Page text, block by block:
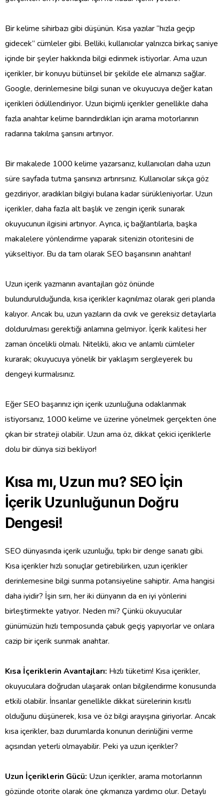
Bir kelime sihirbazı gibi düşünün. Kısa yazılar “hızla geçip
gidecek” cümleler gibi. Belliki, kullanıcılar yalnızca birkaç saniye
içinde bir şeyler hakkında bilgi edinmek istiyorlar. Ama uzun
içerikler, bir konuyu bütünsel bir şekilde ele almanızı sağlar.
Google, derinlemesine bilgi sunan ve okuyucuya değer katan
içerikleri ödüllendiriyor. Uzun biçimli içerikler genellikle daha
fazla anahtar kelime barındırdıkları için arama motorlarının
radarına takılma şansını artırıyor.
Bir makalede 1000 kelime yazarsanız, kullanıcıları daha uzun
süre sayfada tutma şansınızı artırırsınız. Kullanıcılar sıkça göz
gezdiriyor, aradıkları bilgiyi bulana kadar sürükleniyorlar. Uzun
içerikler, daha fazla alt başlık ve zengin içerik sunarak
okuyucunun ilgisini artırıyor. Ayrıca, iç bağlantılarla, başka
makalelere yönlendirme yaparak sitenizin otoritesini de
yükseltiyor. Bu da tam olarak SEO başarısının anahtarı!
Uzun içerik yazmanın avantajları göz önünde
bulundurulduğunda, kısa içerikler kaçınılmaz olarak geri planda
kalıyor. Ancak bu, uzun yazıların da cıvık ve gereksiz detaylarla
doldurulması gerektiği anlamına gelmiyor. İçerik kalitesi her
zaman öncelikli olmalı. Nitelikli, akıcı ve anlamlı cümleler
kurarak; okuyucuya yönelik bir yaklaşım sergleyerek bu
dengeyi kurmalısınız.
Eğer SEO başarınız için içerik uzunluğuna odaklanmak
istiyorsanız, 1000 kelime ve üzerine yönelmek gerçekten öne
çıkan bir strateji olabilir. Uzun ama öz, dikkat çekici içeriklerle
dolu bir dünya sizi bekliyor!
Kısa mı, Uzun mu? SEO İçin
İçerik Uzunluğunun Doğru
Dengesi!
SEO dünyasında içerik uzunluğu, tıpkı bir denge sanatı gibi.
Kısa içerikler hızlı sonuçlar getirebilirken, uzun içerikler
derinlemesine bilgi sunma potansiyeline sahiptir. Ama hangisi
daha iyidir? İşin sırrı, her iki dünyanın da en iyi yönlerini
birleştirmekte yatıyor. Neden mi? Çünkü okuyucular
günümüzün hızlı temposunda çabuk geçiş yapıyorlar ve onlara
cazip bir içerik sunmak anahtar.
Kısa İçeriklerin Avantajları: Hızlı tüketim! Kısa içerikler,
okuyuculara doğrudan ulaşarak onları bilgilendirme konusunda
etkili olabilir. İnsanlar genellikle dikkat sürelerinin kısıtlı
olduğunu düşünerek, kısa ve öz bilgi arayışına giriyorlar. Ancak
kısa içerikler, bazı durumlarda konunun derinliğini verme
açısından yeterli olmayabilir. Peki ya uzun içerikler?
Uzun İçeriklerin Gücü: Uzun içerikler, arama motorlarının
gözünde otorite olarak öne çıkmanıza yardımcı olur. Detaylı